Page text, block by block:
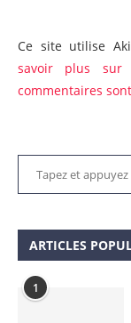
Ce site utilise
savoir plus
commentaires
ARTICLES
1